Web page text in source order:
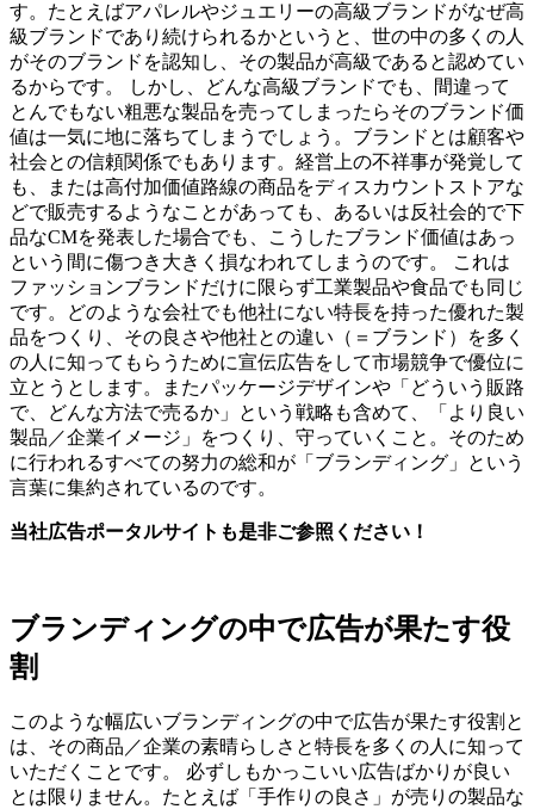
す。たとえばアパレルやジュエリーの高級ブランドがなぜ高
級ブランドであり続けられるかというと、世の中の多くの人
がそのブランドを認知し、その製品が高級であると認めてい
るからです。 しかし、どんな高級ブランドでも、間違って
とんでもない粗悪な製品を売ってしまったらそのブランド価
値は一気に地に落ちてしまうでしょう。ブランドとは顧客や
社会との信頼関係でもあります。経営上の不祥事が発覚して
も、または高付加価値路線の商品をディスカウントストアな
どで販売するようなことがあっても、あるいは反社会的で下
品なCMを発表した場合でも、こうしたブランド価値はあっ
という間に傷つき大きく損なわれてしまうのです。 これは
ファッションブランドだけに限らず工業製品や食品でも同じ
です。どのような会社でも他社にない特長を持った優れた製
品をつくり、その良さや他社との違い（＝ブランド）を多く
の人に知ってもらうために宣伝広告をして市場競争で優位に
立とうとします。またパッケージデザインや「どういう販路
で、どんな方法で売るか」という戦略も含めて、「より良い
製品／企業イメージ」をつくり、守っていくこと。そのため
に行われるすべての努力の総和が「ブランディング」という
言葉に集約されているのです。
当社広告ポータルサイトも是非ご参照ください！
ブランディングの中で広告が果たす役
割
このような幅広いブランディングの中で広告が果たす役割と
は、その商品／企業の素晴らしさと特長を多くの人に知って
いただくことです。 必ずしもかっこいい広告ばかりが良い
とは限りません。たとえば「手作りの良さ」が売りの製品な